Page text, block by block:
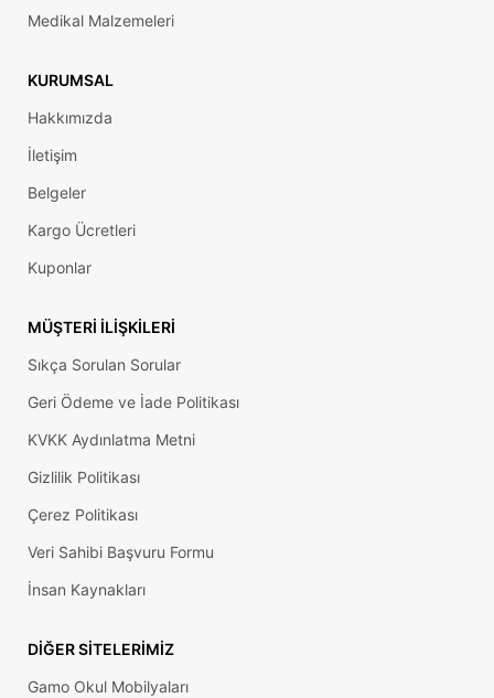
Medikal Malzemeleri
KURUMSAL
Hakkımızda
İletişim
Belgeler
Kargo Ücretleri
Kuponlar
MÜŞTERI İLIŞKILERI
Sıkça Sorulan Sorular
Geri Ödeme ve İade Politikası
KVKK Aydınlatma Metni
Gizlilik Politikası
Çerez Politikası
Veri Sahibi Başvuru Formu
İnsan Kaynakları
DIĞER SITELERIMIZ
Gamo Okul Mobilyaları